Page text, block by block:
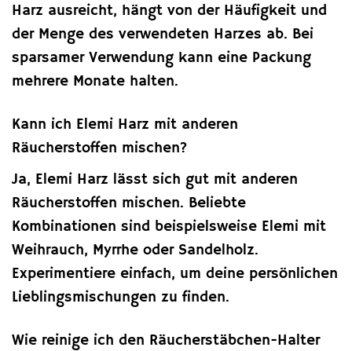
Harz ausreicht, hängt von der Häufigkeit und
der Menge des verwendeten Harzes ab. Bei
sparsamer Verwendung kann eine Packung
mehrere Monate halten.
Kann ich Elemi Harz mit anderen
Räucherstoffen mischen?
Ja, Elemi Harz lässt sich gut mit anderen
Räucherstoffen mischen. Beliebte
Kombinationen sind beispielsweise Elemi mit
Weihrauch, Myrrhe oder Sandelholz.
Experimentiere einfach, um deine persönlichen
Lieblingsmischungen zu finden.
Wie reinige ich den Räucherstäbchen-Halter